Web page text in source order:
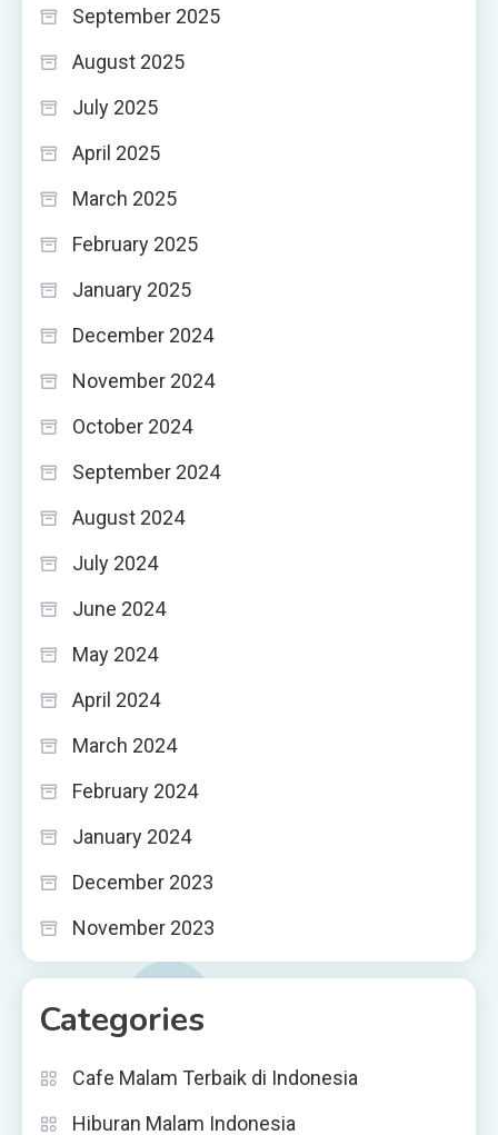
September 2025
August 2025
July 2025
April 2025
March 2025
February 2025
January 2025
December 2024
November 2024
October 2024
September 2024
August 2024
July 2024
June 2024
May 2024
April 2024
March 2024
February 2024
January 2024
December 2023
November 2023
Categories
Cafe Malam Terbaik di Indonesia
Hiburan Malam Indonesia